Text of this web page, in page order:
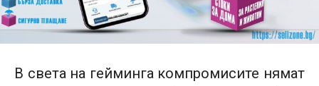
В света на гейминга компромисите нямат